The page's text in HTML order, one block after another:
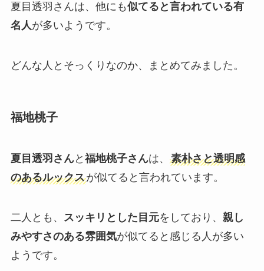
夏目透羽さんは、他にも似てると言われている有
名人が多いようです。
どんな人とそっくりなのか、まとめてみました。
福地桃子
夏目透羽さんと 福地桃子さんは、 素朴さと透明感
のあるルックスが似てると言われています。
二人とも、 スッキリとした目元をしており、 親し
みやすさのある雰囲気が似てると感じる人が多い
ようです。